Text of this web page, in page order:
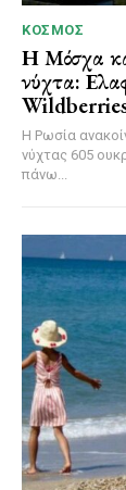
ΚΌΣΜΟΣ
Η Μόσχα
νύχτα:
Η Ρωσία
νύχτας 605
πάνω...